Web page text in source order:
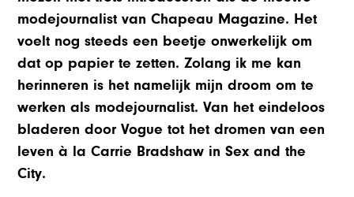
modejournalist van Chapeau Magazine. Het
voelt nog steeds een beetje onwerkelijk om
dat op papier te zetten. Zolang ik me kan
herinneren is het namelijk mijn droom om te
werken als modejournalist. Van het eindeloos
bladeren door Vogue tot het dromen van een
leven à la Carrie Bradshaw in Sex and the
City.